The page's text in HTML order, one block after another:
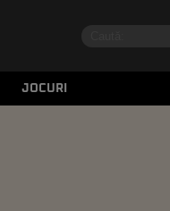
JOCURI